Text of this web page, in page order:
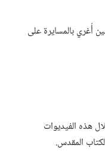
أُغري بالمسايرة على
هذه الفيديوات
المقدس.‏